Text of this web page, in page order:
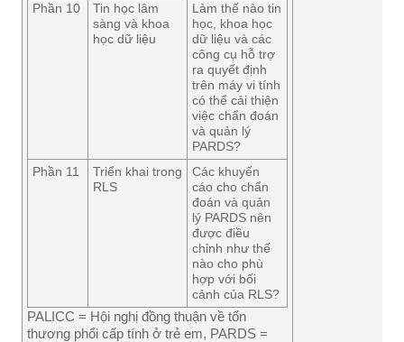
Phần 10
Tin học lâm
sàng và khoa
học dữ liệu
Làm thế nào tin
học, khoa học
dữ liệu và các
công cụ hỗ trợ
ra quyết định
trên máy vi tính
có thể cải thiện
việc chẩn đoán
và quản lý
PARDS?
Phần 11
Triển khai trong
RLS
Các khuyến
cáo cho chẩn
đoán và quản
lý PARDS nên
được điều
chỉnh như thế
nào cho phù
hợp với bối
cảnh của RLS?
PALICC = Hội nghị đồng thuận về tổn
thương phổi cấp tính ở trẻ em, PARDS =